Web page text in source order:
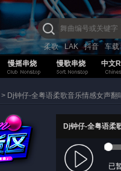
柔歌 LAK 抖音
车载
慢摇串烧 慢歌串烧 中文
> Dj钟仔-全粤语柔歌音乐情感女声
Dj钟仔-全粤语柔
已